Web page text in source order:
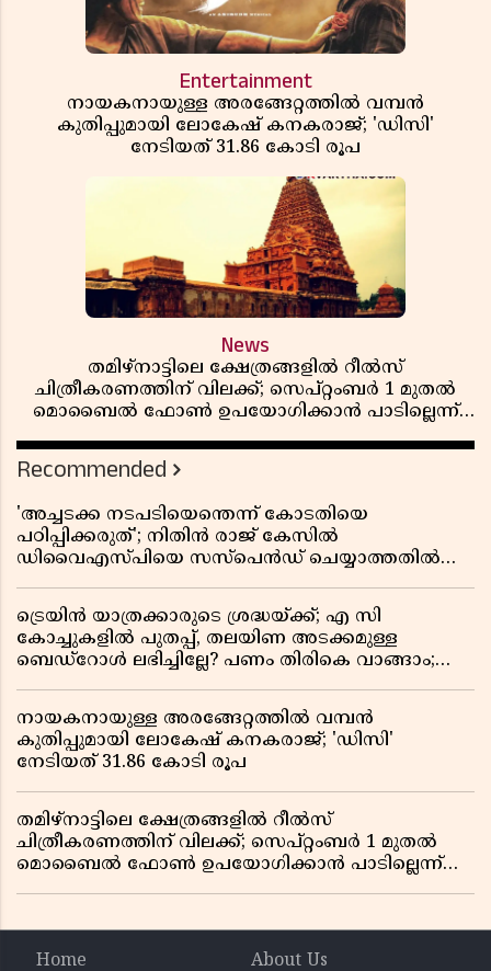
Entertainment
നായകനായുള്ള അരങ്ങേറ്റത്തിൽ വമ്പൻ
കുതിപ്പുമായി ലോകേഷ് കനകരാജ്; 'ഡിസി'
നേടിയത് 31.86 കോടി രൂപ
News
തമിഴ്‌നാട്ടിലെ ക്ഷേത്രങ്ങളിൽ റീൽസ്
ചിത്രീകരണത്തിന് വിലക്ക്; സെപ്റ്റംബർ 1 മുതൽ
മൊബൈൽ ഫോൺ ഉപയോഗിക്കാൻ പാടില്ലെന്ന്
Recommended
'അച്ചടക്ക നടപടിയെന്തെന്ന് കോടതിയെ
പഠിപ്പിക്കരുത്'; നിതിൻ രാജ് കേസിൽ
ഡിവൈഎസ്പിയെ സസ്പെൻഡ് ചെയ്യാത്തതിൽ
ട്രെയിൻ യാത്രക്കാരുടെ ശ്രദ്ധയ്ക്ക്; എ സി
കോച്ചുകളിൽ പുതപ്പ്, തലയിണ അടക്കമുള്ള
ബെഡ്റോൾ ലഭിച്ചില്ലേ? പണം തിരികെ വാങ്ങാം;
നായകനായുള്ള അരങ്ങേറ്റത്തിൽ വമ്പൻ
കുതിപ്പുമായി ലോകേഷ് കനകരാജ്; 'ഡിസി'
നേടിയത് 31.86 കോടി രൂപ
തമിഴ്‌നാട്ടിലെ ക്ഷേത്രങ്ങളിൽ റീൽസ്
ചിത്രീകരണത്തിന് വിലക്ക്; സെപ്റ്റംബർ 1 മുതൽ
മൊബൈൽ ഫോൺ ഉപയോഗിക്കാൻ പാടില്ലെന്ന്
Home
About Us